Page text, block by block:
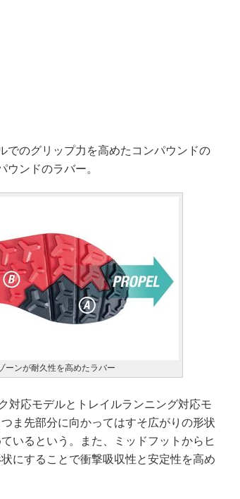
でのグリップ力を高めたコンパウンドの
ンドのラバー。
ーンが耐久性を高めたラバー
対応モデルとトレイルランニング対応モ
ま先部分に向かってはすそ広がりの形状
いるという。また、ミッドフットからヒ
にすることで衝撃吸収性と安定性を高め